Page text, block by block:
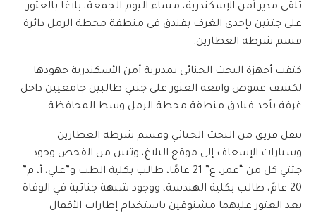
تلقى مدير أمن الإسكندرية، مساء اليوم الجمعة، بلاغًا بالعثور
على جثتين بإحدى الغرف بفندق في منطقة محطة الرمل دائرة
قسم شرطة العطارين.
كثفت أجهزة البحث الجنائي بمديرية أمن الأسكندرية جهودها
لكشف غموض واقعة العثور على جثتي طالبين جامعيين داخل
غرفة بأحد فنادق منطقة محطة الرمل وسط المحافظة.
نتقل فريق من البحث الجنائي وقسم شرطة العطارين
وسيارات الإسعاف إلى موقع البلاغ، وتبين من الفحص وجود
جثتي كل من “عمر، ع” 21 عامًا، طالب بكلية الطب و”علي، أ، م”
20 عامً، طالب بكلية الهندسة، ووجود شبهة جنائية في الوفاة
بعد العثور عليهما مشنوقين باستخدام إطارات الأقفال